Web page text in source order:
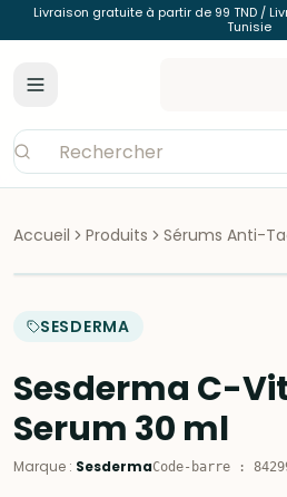
Livraison gratuite à partir de 99 TND /
Tunisie
Accueil Produits Sérums Anti-
SESDERMA
Sesderma C-
Serum 30 ml
Marque : SesdermaCode-barre :